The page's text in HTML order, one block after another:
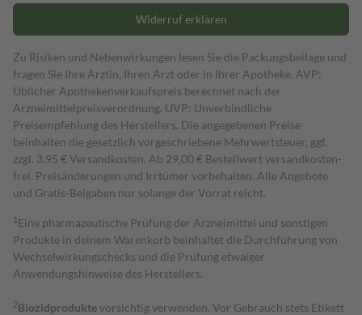
Widerruf erklären
Zu Risiken und Nebenwirkungen lesen Sie die Packungsbeilage und
fragen Sie Ihre Ärztin, Ihren Arzt oder in Ihrer Apotheke. AVP:
Üblicher Apothekenverkaufspreis berechnet nach der
Arzneimittelpreisverordnung. UVP: Unverbindliche
Preisempfehlung des Herstellers. Die angegebenen Preise
beinhalten die gesetzlich vorgeschriebene Mehrwertsteuer, ggf.
zzgl. 3,95 € Versandkosten. Ab 29,00 € Bestell­wert versand­kosten­
frei. Preisänderungen und Irrtümer vorbehalten. Alle Angebote
und Gratis-Beigaben nur solange der Vorrat reicht.
1 Eine pharmazeutische Prüfung der Arzneimittel und sonstigen
Produkte in deinem Warenkorb beinhaltet die Durchführung von
Wechselwirkungschecks und die Prüfung etwaiger
Anwendungshinweise des Herstellers.
2Biozidproduktevorsichtig verwenden. Vor Gebrauch stets Etikett